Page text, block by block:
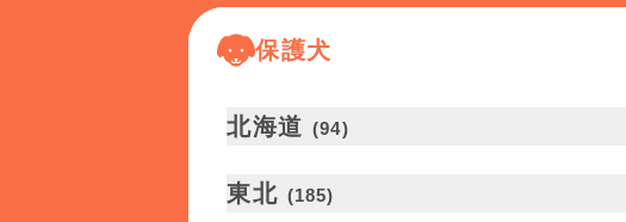
保護犬
北海道 (94)
東北 (185)